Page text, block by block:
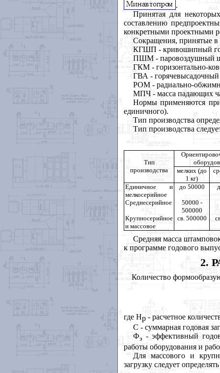
.
Принятая для
составлению
конкретными проектными
Сокращения, принятые в
КГШП - кривошипный
ПШМ - паровоздушный
ГКМ - горизонтально-
ГВА - горячевысадочный
POМ - радиально-
MПЧ - масса падающих
Нормы применяются при
единичного).
Тип производства
Тип производства
Тип
производства
мелких (до
1 кг)
Единичное и
мелкосерийное
до 50000
Среднесерийное
50000 -
500000
Крупносерийное
и массовое
св. 500000
Средняя масса
к программе годового
2.
Количество
где Hр- расчетное
C - суммарная годовая
Фэ - эффективный
работы оборудования и
Для массового и
загрузку следует